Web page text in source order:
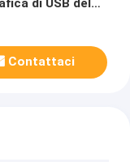
di USB del
Contattaci